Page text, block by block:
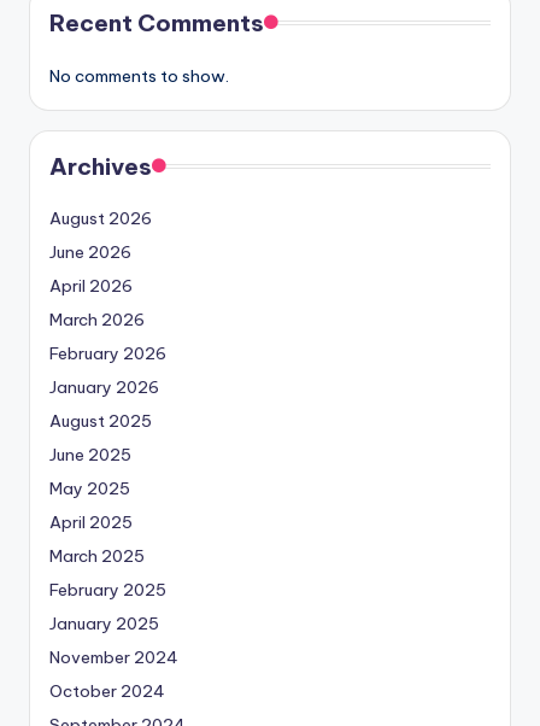
Recent Comments
No comments to show.
Archives
August 2026
June 2026
April 2026
March 2026
February 2026
January 2026
August 2025
June 2025
May 2025
April 2025
March 2025
February 2025
January 2025
November 2024
October 2024